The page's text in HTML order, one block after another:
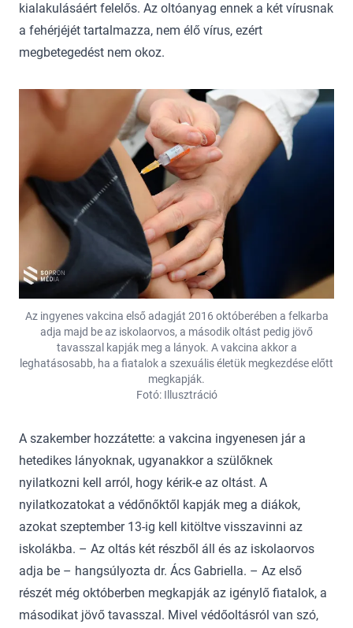
kialakulásáért felelős. Az oltóanyag ennek a két vírusnak
a fehérjéjét tartalmazza, nem élő vírus, ezért
megbetegedést nem okoz.
Az ingyenes vakcina első adagját 2016 októberében a felkarba
adja majd be az iskolaorvos, a második oltást pedig jövő
tavasszal kapják meg a lányok. A vakcina akkor a
leghatásosabb, ha a fiatalok a szexuális életük megkezdése előtt
megkapják.
Fotó: Illusztráció
A szakember hozzátette: a vakcina ingyenesen jár a
hetedikes lányoknak, ugyanakkor a szülőknek
nyilatkozni kell arról, hogy kérik-e az oltást. A
nyilatkozatokat a védőnőktől kapják meg a diákok,
azokat szeptember 13-ig kell kitöltve visszavinni az
iskolákba. – Az oltás két részből áll és az iskolaorvos
adja be – hangsúlyozta dr. Ács Gabriella. – Az első
részét még októberben megkapják az igénylő fiatalok, a
másodikat jövő tavasszal. Mivel védőoltásról van szó,